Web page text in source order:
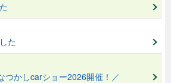
た
つかしcarショー2026開催！／